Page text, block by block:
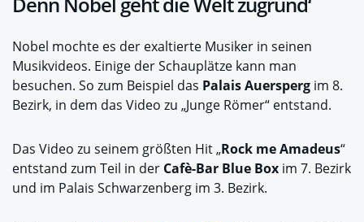
Nobel mochte es der exaltierte Musiker in seinen
Musikvideos. Einige der Schauplätze kann man
besuchen. So zum Beispiel das Palais Auersperg im 8.
Bezirk, in dem das Video zu „Junge Römer“ entstand.
Das Video zu seinem größten Hit „Rock me Amadeus“
entstand zum Teil in der Cafè-Bar Blue Box im 7. Bezirk
und im Palais Schwarzenberg im 3. Bezirk.